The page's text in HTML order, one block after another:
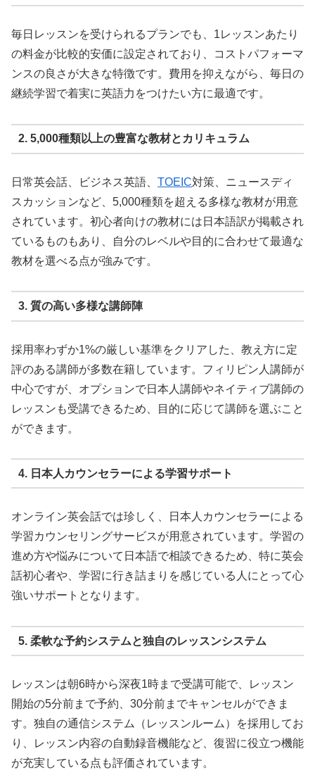
毎日レッスンを受けられるプランでも、1レッスンあたり
の料金が比較的安価に設定されており、コストパフォーマ
ンスの良さが大きな特徴です。費用を抑えながら、毎日の
継続学習で着実に英語力をつけたい方に最適です。
2. 5,000種類以上の豊富な教材とカリキュラム
日常英会話、ビジネス英語、 TOEIC対策、ニュースディ
スカッションなど、5,000種類を超える多様な教材が用意
されています。初心者向けの教材には日本語訳が掲載され
ているものもあり、自分のレベルや目的に合わせて最適な
教材を選べる点が強みです。
3. 質の高い多様な講師陣
採用率わずか1%の厳しい基準をクリアした、教え方に定
評のある講師が多数在籍しています。フィリピン人講師が
中心ですが、オプションで日本人講師やネイティブ講師の
レッスンも受講できるため、目的に応じて講師を選ぶこと
ができます。
4. 日本人カウンセラーによる学習サポート
オンライン英会話では珍しく、日本人カウンセラーによる
学習カウンセリングサービスが用意されています。学習の
進め方や悩みについて日本語で相談できるため、特に英会
話初心者や、学習に行き詰まりを感じている人にとって心
強いサポートとなります。
5. 柔軟な予約システムと独自のレッスンシステム
レッスンは朝6時から深夜1時まで受講可能で、レッスン
開始の5分前まで予約、30分前までキャンセルができま
す。独自の通信システム（レッスンルーム）を採用してお
り、レッスン内容の自動録音機能など、復習に役立つ機能
が充実している点も評価されています。